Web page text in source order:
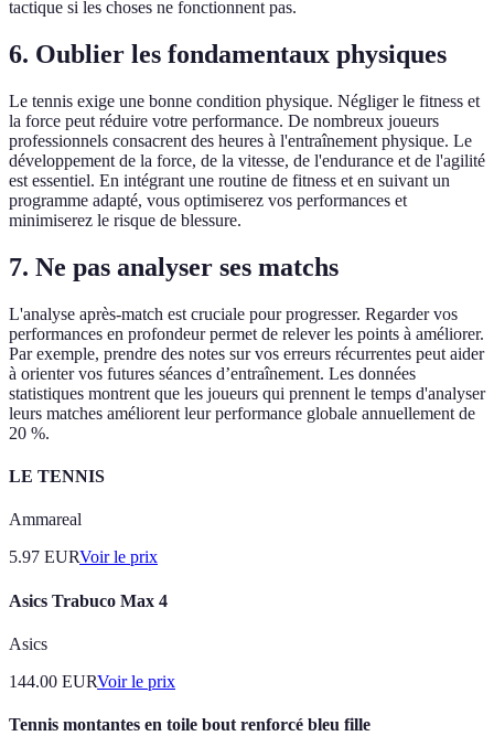
tactique si les choses ne fonctionnent pas.
6. Oublier les fondamentaux physiques
Le tennis exige une bonne condition physique. Négliger le fitness et
la force peut réduire votre performance. De nombreux joueurs
professionnels consacrent des heures à l'entraînement physique. Le
développement de la force, de la vitesse, de l'endurance et de l'agilité
est essentiel. En intégrant une routine de fitness et en suivant un
programme adapté, vous optimiserez vos performances et
minimiserez le risque de blessure.
7. Ne pas analyser ses matchs
L'analyse après-match est cruciale pour progresser. Regarder vos
performances en profondeur permet de relever les points à améliorer.
Par exemple, prendre des notes sur vos erreurs récurrentes peut aider
à orienter vos futures séances d’entraînement. Les données
statistiques montrent que les joueurs qui prennent le temps d'analyser
leurs matches améliorent leur performance globale annuellement de
20 %.
LE TENNIS
Ammareal
5.97 EURVoir le prix
Asics Trabuco Max 4
Asics
144.00 EURVoir le prix
Tennis montantes en toile bout renforcé bleu fille